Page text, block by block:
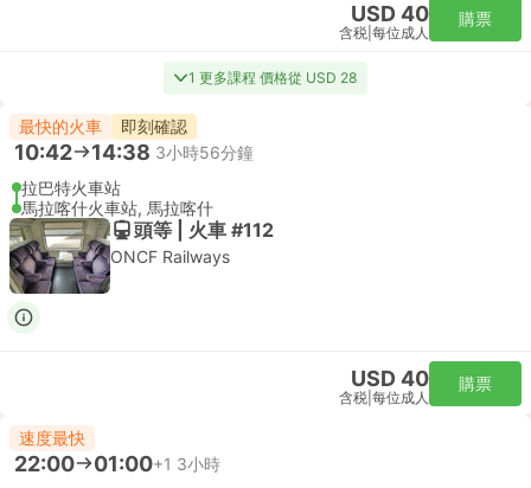
USD 40
含税 每位成人
購票
1 更多課程 價格從 USD 28
最快的火車 即刻確認
10:42 14:38 3小時56分鐘
拉巴特火車站
馬拉喀什火車站, 馬拉喀什
頭等 | 火車 #112
ONCF Railways
USD 40
含税 每位成人
購票
速度最快
22:00 01:00+1 3小時